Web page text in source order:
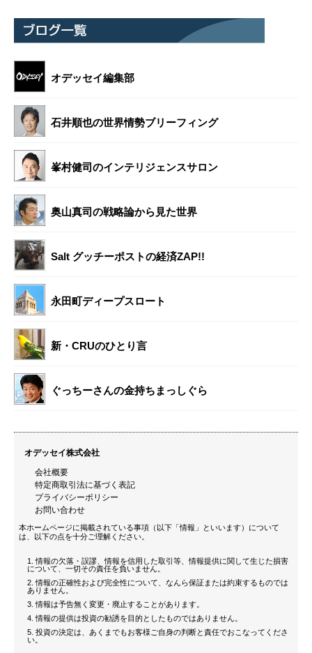
オデッセイ編集部
石井順也の世界情勢ブリーフィング
峯村健司のインテリジェンスサロン
奥山真司の戦略論から見た世界
Salt グッチーポストの経済ZAP!!
永田町ディープスロート
新・CRUのひとり言
ぐっちーさんの金持ちまっしぐら
オデッセイ株式会社
会社概要
特定商取引法に基づく表記
プライバシーポリシー
お問い合わせ
本ホームページに掲載されている事項（以下「情報」といいます）について
は、以下の点を十分ご理解ください。
情報の欠落・誤謬、情報を信用した取引等、情報提供に関して生じた損害
について、一切その責任を負いません。
情報の正確性および完全性について、なんら保証または約束するものでは
ありません。
情報は予告無く変更・廃止することがあります。
情報の提供は投資の勧誘を目的としたものではありません。
投資の決定は、あくまでもお客様ご自身の判断と責任でおこなってくださ
い。